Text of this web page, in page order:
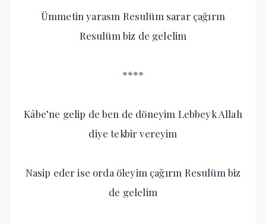
Ümmetin yarasın Resulüm sarar çağırın
Resulüm biz de gelelim
****
Kâbe’ne gelip de ben de döneyim Lebbeyk Allah
diye tekbir vereyim
Nasip eder ise orda öleyim çağırın Resulüm biz
de gelelim